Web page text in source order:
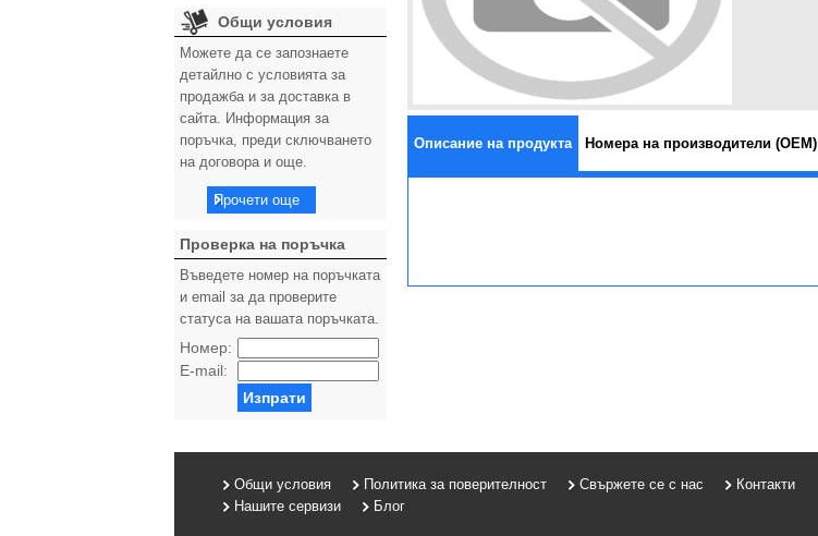
Общи условия
Можете да се запознаете
детайлно с условията за
продажба и за доставка в
сайта. Информация за
поръчка, преди сключването
на договора и още.
Прочети още
Проверка на поръчка
Въведете номер на поръчката
и email за да проверите
статуса на вашата поръчката.
Номер:
E-mail:
Изпрати
Описание на продукта Номера на производители (OEM)
Общи условия Политика за поверителност Свържете се с нас
Контакти
Нашите сервизи
Блог